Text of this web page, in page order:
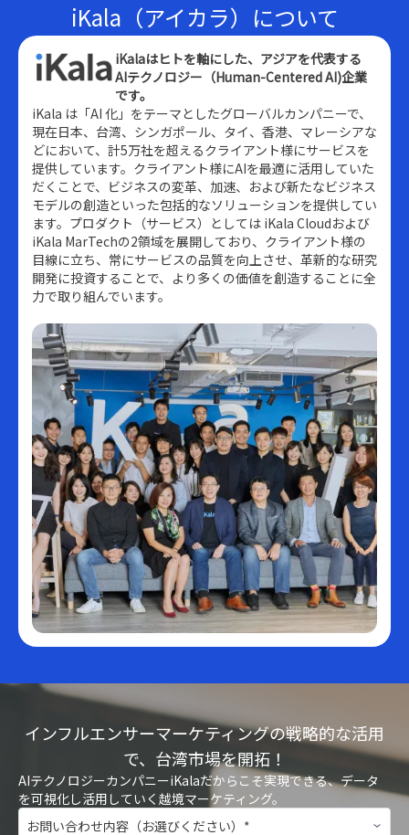
iKala（アイカラ）について
iKalaはヒトを軸にした、アジアを代表する
AIテクノロジー（Human-Centered AI)企業
です。
iKala は「AI 化」をテーマとしたグローバルカンパニーで、
現在日本、台湾、シンガポール、タイ、香港、マレーシアな
どにおいて、計5万社を超えるクライアント様にサービスを
提供しています。クライアント様にAIを最適に活用していた
だくことで、ビジネスの変革、加速、および新たなビジネス
モデルの創造といった包括的なソリューションを提供してい
ます。プロダクト（サービス）としては iKala Cloudおよび
iKala MarTechの2領域を展開しており、クライアント様の
目線に立ち、常にサービスの品質を向上させ、革新的な研究
開発に投資することで、より多くの価値を創造することに全
力で取り組んでいます。
インフルエンサーマーケティングの戦略的な活用
で、台湾市場を開拓！
AIテクノロジーカンパニーiKalaだからこそ実現できる、データ
を可視化し活用していく越境マーケティング。